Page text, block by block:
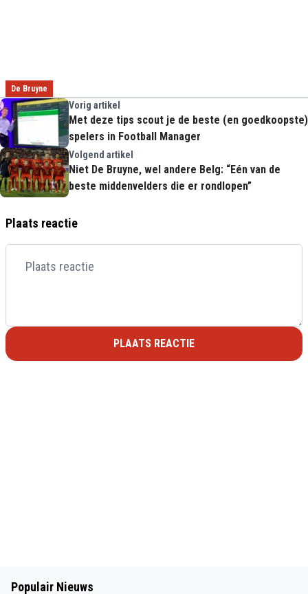
De Bruyne
Vorig artikel
Met deze tips scout je de beste (en goedkoopste)
spelers in Football Manager
Volgend artikel
Niet De Bruyne, wel andere Belg: “Eén van de
beste middenvelders die er rondlopen”
Plaats reactie
PLAATS REACTIE
Populair Nieuws